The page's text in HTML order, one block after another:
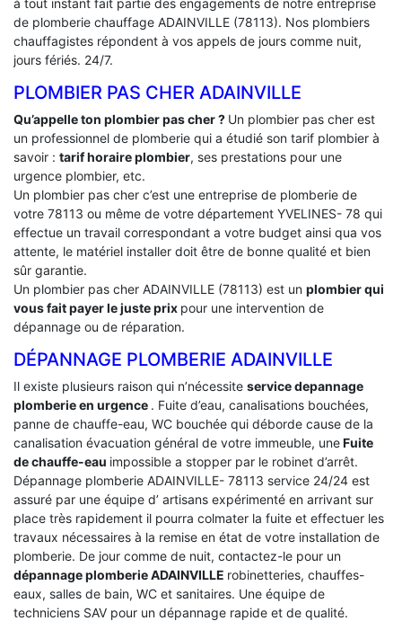
de plomberie chauffage ADAINVILLE (78113). Nos plombiers
chauffagistes répondent à vos appels de jours comme nuit,
jours fériés. 24/7.
PLOMBIER PAS CHER ADAINVILLE
Qu’appelle ton plombier pas cher ? Un plombier pas cher est
un professionnel de plomberie qui a étudié son tarif plombier à
savoir : tarif horaire plombier, ses prestations pour une
urgence plombier, etc.
Un plombier pas cher c’est une entreprise de plomberie de
votre 78113 ou même de votre département YVELINES- 78 qui
effectue un travail correspondant a votre budget ainsi qua vos
attente, le matériel installer doit être de bonne qualité et bien
sûr garantie.
Un plombier pas cher ADAINVILLE (78113) est un plombier qui
vous fait payer le juste prix pour une intervention de
dépannage ou de réparation.
DÉPANNAGE PLOMBERIE ADAINVILLE
Il existe plusieurs raison qui n’nécessite service depannage
plomberie en urgence . Fuite d’eau, canalisations bouchées,
panne de chauffe-eau, WC bouchée qui déborde cause de la
canalisation évacuation général de votre immeuble, uneFuite
de chauffe-eau impossible a stopper par le robinet d’arrêt.
Dépannage plomberie ADAINVILLE- 78113 service 24/24 est
assuré par une équipe d’ artisans expérimenté en arrivant sur
place très rapidement il pourra colmater la fuite et effectuer les
travaux nécessaires à la remise en état de votre installation de
plomberie. De jour comme de nuit, contactez-le pour un
dépannage plomberie ADAINVILLE robinetteries, chauffes-
eaux, salles de bain, WC et sanitaires. Une équipe de
techniciens SAV pour un dépannage rapide et de qualité.